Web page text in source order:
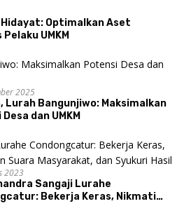
Optimalkan Aset
UMKM
2025
Lurah Bangunjiwo: Maksimalkan
dan UMKM
2023
Sangaji Lurahe
Bekerja Keras, Nikmati